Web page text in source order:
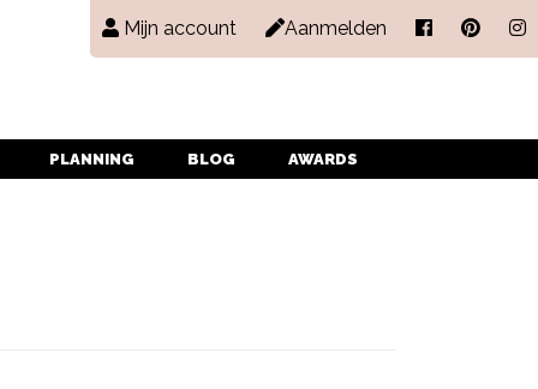
PLANNING BLOG AWARDS
Mijn account Aanmelden